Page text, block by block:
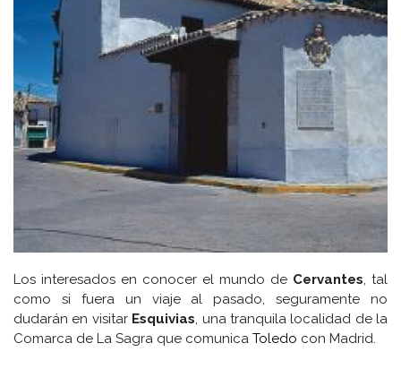
Los interesados en conocer el mundo de Cervantes, tal
como si fuera un viaje al pasado, seguramente no
dudarán en visitar Esquivias, una tranquila localidad de la
Comarca de La Sagra que comunica Toledo con Madrid.